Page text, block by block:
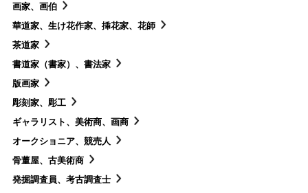
画家、画伯
華道家、生け花作家、挿花家、花師
茶道家
書道家（書家）、書法家
版画家
彫刻家、彫工
ギャラリスト、美術商、画商
オークショニア、競売人
骨董屋、古美術商
発掘調査員、考古調査士